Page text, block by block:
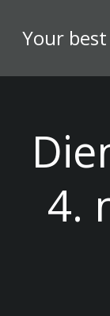
Your
4.